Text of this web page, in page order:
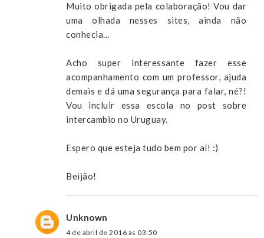
Muito obrigada pela colaboração! Vou dar
uma olhada nesses sites, ainda não
conhecia...
Acho super interessante fazer esse
acompanhamento com um professor, ajuda
demais e dá uma segurança para falar, né?!
Vou incluir essa escola no post sobre
intercambio no Uruguay.
Espero que esteja tudo bem por aí! :)
Beijão!
Unknown
4 de abril de 2016 às 03:50